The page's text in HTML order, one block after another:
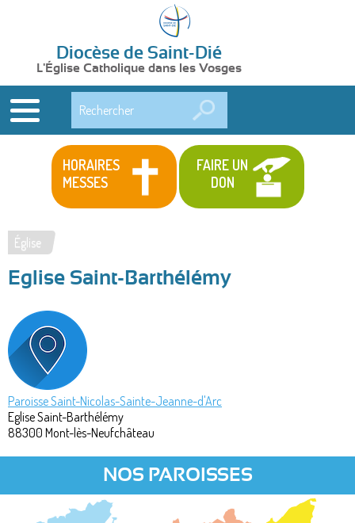
Diocèse de Saint-Dié
L'Église Catholique dans les Vosges
HORAIRES
MESSES
FAIRE UN
DON
Vous
êtes
ici
Église
Eglise Saint-Barthélémy
Paroisse Saint-Nicolas-Sainte-Jeanne-d'Arc
Eglise Saint-Barthélémy
88300 Mont-lès-Neufchâteau
NOS PAROISSES